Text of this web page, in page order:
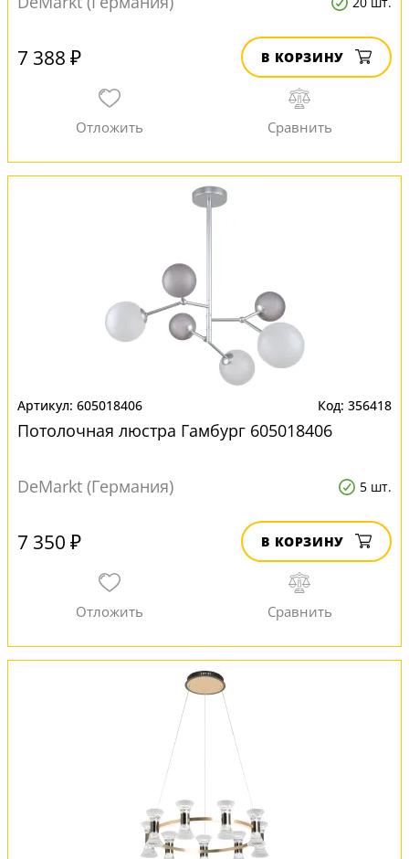
7 388 ₽ В КОРЗИНУ
605018406 356418
Потолочная люстра Гамбург 605018406
DeMarkt (Германия) 5 шт.
7 350 ₽ В КОРЗИНУ